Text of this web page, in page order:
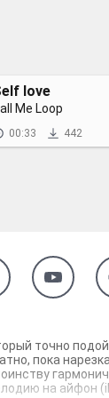
love
Me Loop
00:33 442
точно
пока
на айфон